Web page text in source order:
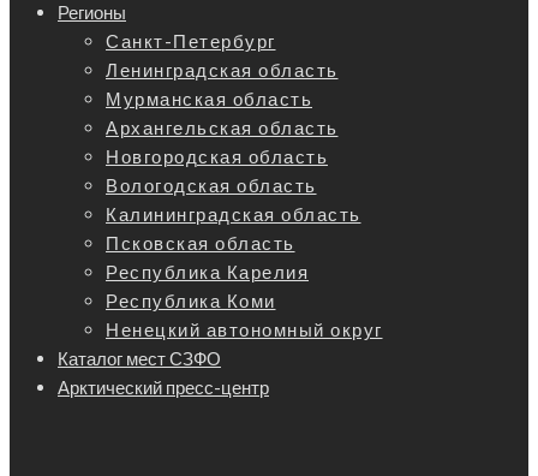
Регионы
Санкт-Петербург
Ленинградская область
Мурманская область
Архангельская область
Новгородская область
Вологодская область
Калининградская область
Псковская область
Республика Карелия
Республика Коми
Ненецкий автономный округ
Каталог мест СЗФО
Арктический пресс-центр